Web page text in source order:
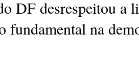
DF desrespeitou a
fundamental na